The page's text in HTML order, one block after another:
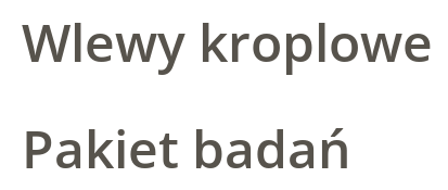
Wlewy
Pakiet badań